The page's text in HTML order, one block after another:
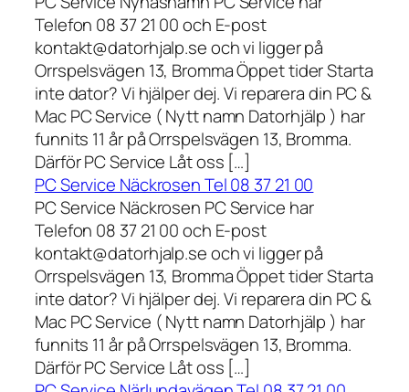
Telefon 08 37 21 00 och E-post
kontakt@datorhjalp.se och vi ligger på
Orrspelsvägen 13, Bromma Öppet tider Starta
inte dator? Vi hjälper dej. Vi reparera din PC &
Mac PC Service ( Nytt namn Datorhjälp ) har
funnits 11 år på Orrspelsvägen 13, Bromma.
Därför PC Service Låt oss […]
PC Service Näckrosen Tel 08 37 21 00
PC Service Näckrosen PC Service har
Telefon 08 37 21 00 och E-post
kontakt@datorhjalp.se och vi ligger på
Orrspelsvägen 13, Bromma Öppet tider Starta
inte dator? Vi hjälper dej. Vi reparera din PC &
Mac PC Service ( Nytt namn Datorhjälp ) har
funnits 11 år på Orrspelsvägen 13, Bromma.
Därför PC Service Låt oss […]